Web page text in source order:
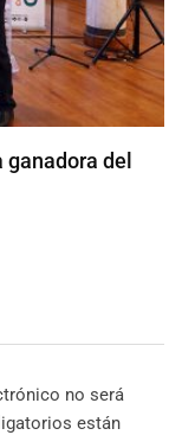
del
no será
están